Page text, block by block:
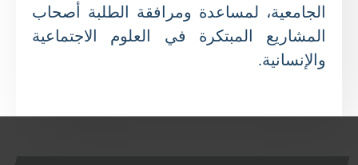
الجامعية، لمساعدة ومرافقة الطلبة أصحاب
المشاريع المبتكرة في العلوم الاجتماعية
والإنسانية.